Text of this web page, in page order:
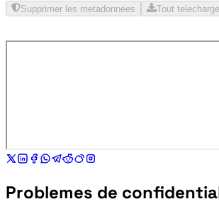
Supprimer les metadonnees Tout
Problemes de